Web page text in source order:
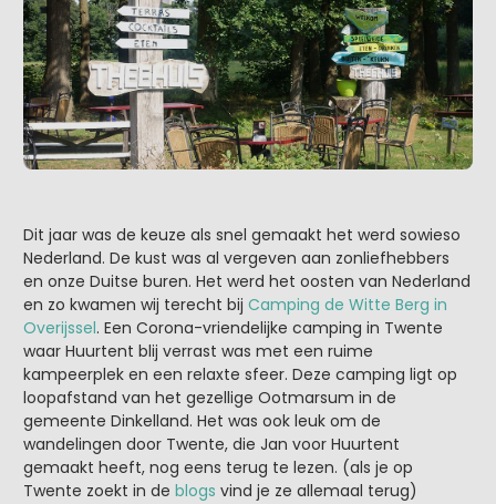
Dit jaar was de keuze als snel gemaakt het werd sowieso
Nederland. De kust was al vergeven aan zonliefhebbers
en onze Duitse buren. Het werd het oosten van Nederland
en zo kwamen wij terecht bij Camping de Witte Berg in
Overijssel. Een Corona-vriendelijke camping in Twente
waar Huurtent blij verrast was met een ruime
kampeerplek en een relaxte sfeer. Deze camping ligt op
loopafstand van het gezellige Ootmarsum in de
gemeente Dinkelland. Het was ook leuk om de
wandelingen door Twente, die Jan voor Huurtent
gemaakt heeft, nog eens terug te lezen. (als je op
Twente zoekt in de blogs vind je ze allemaal terug)